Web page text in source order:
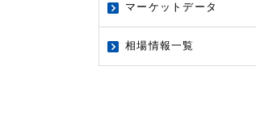
マーケットデータ
相場情報一覧